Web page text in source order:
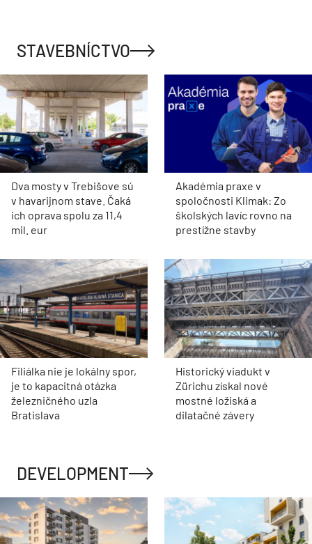
STAVEBNÍCTVO
Dva mosty v Trebišove sú
v havarijnom stave. Čaká
ich oprava spolu za 11,4
mil. eur
Akadémia praxe v
spoločnosti Klimak: Zo
školských lavíc rovno na
prestížne stavby
Filiálka nie je lokálny spor,
je to kapacitná otázka
železničného uzla
Bratislava
Historický viadukt v
Zürichu získal nové
mostné ložiská a
dilatačné závery
DEVELOPMENT